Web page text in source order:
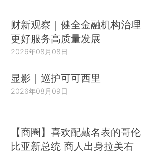
财新观察｜健全金融机构治理
更好服务高质量发展
2026年08月08日
显影｜巡护可可西里
2026年08月09日
【商圈】喜欢配戴名表的哥伦
比亚新总统 商人出身拉美右